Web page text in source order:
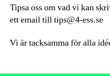
Tipsa oss om vad vi kan
ett email tilltips@4-ess.se
Vi är tacksamma för alla